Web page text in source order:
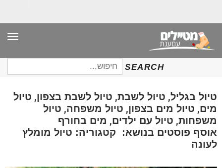
SEARCH
חיפוש
עבור:
טיול בגליל, טיול לשבת, טיול לשבת בצפון, טיול
מים, טיול מים בצפון, טיול משפחה, טיול
משפחות, טיול עם ילדים, מים בחורף
אוסף פוסטים בנושא: קטגוריה: טיול מומלץ
לעונה